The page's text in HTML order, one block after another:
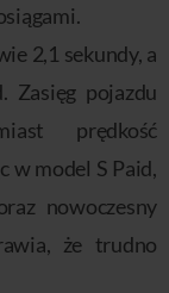
2,1 sekundy, a
Zasięg pojazdu
prędkość
w model S Paid,
nowoczesny
że trudno